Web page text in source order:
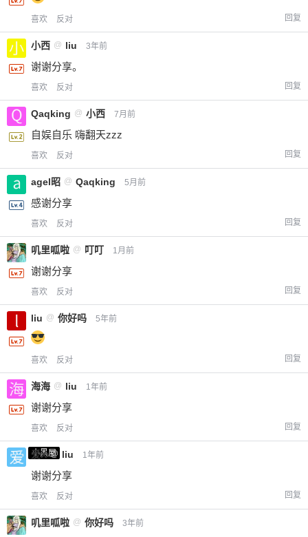
喜欢 反对 回复
小西 @ liu 3年前
谢谢分享。
喜欢 反对 回复
Qaqking @ 小西 7月前
自娱自乐 嗨翻天zzz
喜欢 反对 回复
agel昭 @ Qaqking 5月前
感谢分享
喜欢 反对 回复
叽里呱啦 @ 叮叮 1月前
谢谢分享
喜欢 反对 回复
liu @ 你好吗 5年前
喜欢 反对 回复
海海 @ liu 1年前
谢谢分享
喜欢 反对 回复
小黑屋
爱X @ liu 1年前
谢谢分享
喜欢 反对 回复
叽里呱啦 @ 你好吗 3年前